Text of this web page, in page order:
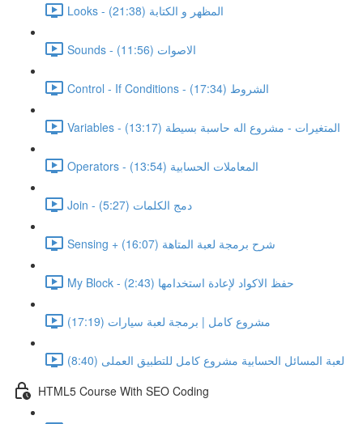
Looks - المظهر و الكتابة (21:38)
Sounds - الاصوات (11:56)
Control - If Conditions - الشروط (17:34)
Variables - المتغيرات - مشروع اله حاسبة بسيطة (13:17)
Operators - المعاملات الحسابية (13:54)
Join - دمج الكلمات (5:27)
Sensing + شرح برمجة لعبة المتاهة (16:07)
My Block - حفظ الاكواد لإعادة استخدامها (2:43)
مشروع كامل | برمجة لعبة سيارات (17:19)
لعبة المسائل الحسابية مشروع كامل للتطبيق العملى (8:40)
HTML5 Course With SEO Coding